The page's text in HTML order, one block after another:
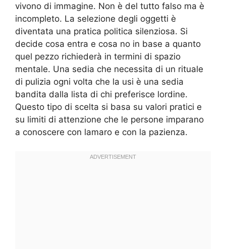
vivono di immagine. Non è del tutto falso ma è
incompleto. La selezione degli oggetti è
diventata una pratica politica silenziosa. Si
decide cosa entra e cosa no in base a quanto
quel pezzo richiederà in termini di spazio
mentale. Una sedia che necessita di un rituale
di pulizia ogni volta che la usi è una sedia
bandita dalla lista di chi preferisce lordine.
Questo tipo di scelta si basa su valori pratici e
su limiti di attenzione che le persone imparano
a conoscere con lamaro e con la pazienza.